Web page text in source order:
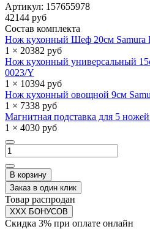
Артикул: 157655978
42144 руб
Состав комплекта
Нож кухонный Шеф 20см Samura
1 × 20382 руб
Нож кухонный универсальный
0023/Y
1 × 10394 руб
Нож кухонный овощной 9см
1 × 7338 руб
Магнитная подставка для 5
1 × 4030 руб
В корзину
Заказ в один клик
Товар распродан
XXX БОНУСОВ
Скидка 3% при оплате онлайн